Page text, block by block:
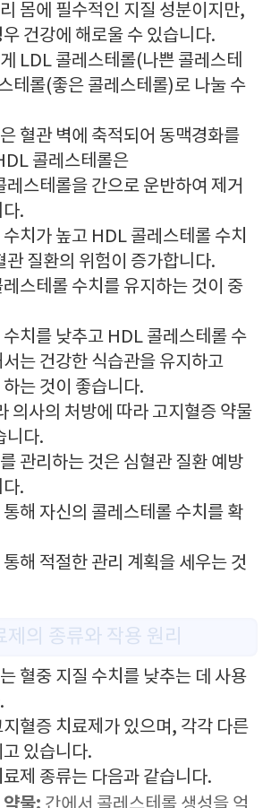
몸에 필수적인 지질 성분이지만,
건강에 해로울 수 있습니다.
LDL 콜레스테롤(나쁜 콜레스테
테롤(좋은 콜레스테롤)로 나눌 수
혈관 벽에 축적되어 동맥경화를
콜레스테롤은
레스테롤을 간으로 운반하여 제거
.
치가 높고 HDL 콜레스테롤 수치
관 질환의 위험이 증가합니다.
스테롤 수치를 유지하는 것이 중
치를 낮추고 HDL 콜레스테롤 수
는 건강한 식습관을 유지하고
는 것이 좋습니다.
의사의 처방에 따라 고지혈증 약물
니다.
관리하는 것은 심혈관 질환 예방
.
해 자신의 콜레스테롤 수치를 확
해 적절한 관리 계획을 세우는 것
의 종류와 작용 원리
혈중 지질 수치를 낮추는 데 사용
혈증 치료제가 있으며, 각각 다른
있습니다.
제 종류는 다음과 같습니다.